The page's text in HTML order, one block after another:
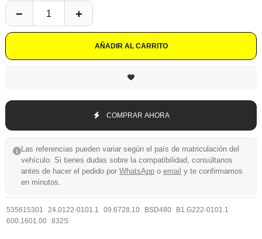
AÑADIR AL CARRITO
COMPRAR AHORA
Las referencias pueden variar según el país de matriculación del
vehículo. Si tienes dudas sobre la compatibilidad, consúltanos
antes de hacer el pedido por WhatsApp o email y te confirmamos
en minutos.
535615301 24.0122-0101.1 09.6728.10 BSD480
B1.G222-0101.1
600.1601.00 832S